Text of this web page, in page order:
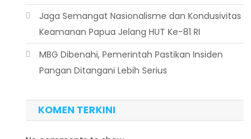
Jaga Semangat Nasionalisme dan Kondusivitas
Keamanan Papua Jelang HUT Ke-81 RI
MBG Dibenahi, Pemerintah Pastikan Insiden
Pangan Ditangani Lebih Serius
KOMEN TERKINI